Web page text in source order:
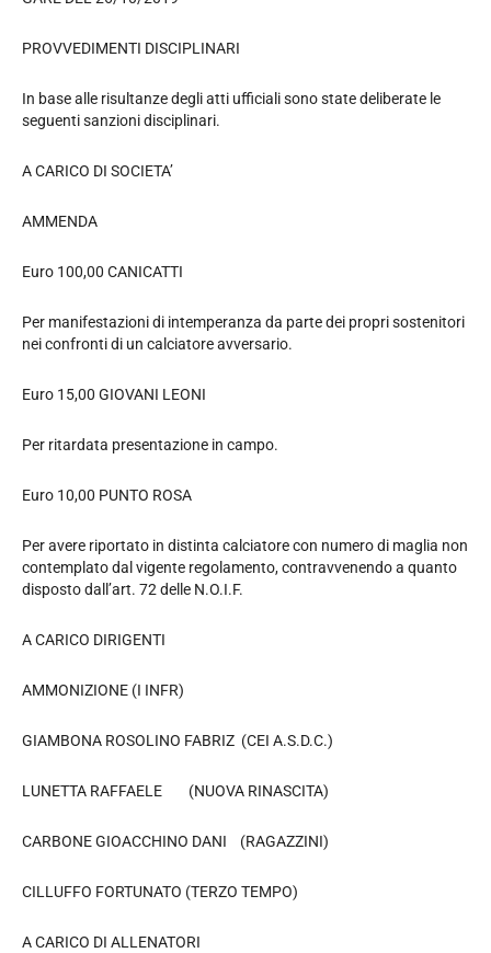
PROVVEDIMENTI DISCIPLINARI
In base alle risultanze degli atti ufficiali sono state deliberate le
seguenti sanzioni disciplinari.
A CARICO DI SOCIETA’
AMMENDA
Euro 100,00 CANICATTI
Per manifestazioni di intemperanza da parte dei propri sostenitori
nei confronti di un calciatore avversario.
Euro 15,00 GIOVANI LEONI
Per ritardata presentazione in campo.
Euro 10,00 PUNTO ROSA
Per avere riportato in distinta calciatore con numero di maglia non
contemplato dal vigente regolamento, contravvenendo a quanto
disposto dall’art. 72 delle N.O.I.F.
A CARICO DIRIGENTI
AMMONIZIONE (I INFR)
GIAMBONA ROSOLINO FABRIZ (CEI A.S.D.C.)
LUNETTA RAFFAELE (NUOVA RINASCITA)
CARBONE GIOACCHINO DANI (RAGAZZINI)
CILLUFFO FORTUNATO (TERZO TEMPO)
A CARICO DI ALLENATORI